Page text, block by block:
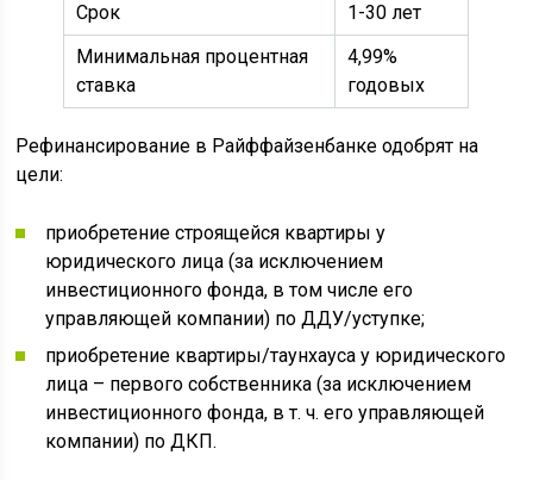
Срок
1-30 лет
Минимальная процентная
ставка
4,99%
годовых
Рефинансирование в Райффайзенбанке одобрят на
цели:
приобретение строящейся квартиры у
юридического лица (за исключением
инвестиционного фонда, в том числе его
управляющей компании) по ДДУ/уступке;
приобретение квартиры/таунхауса у юридического
лица – первого собственника (за исключением
инвестиционного фонда, в т. ч. его управляющей
компании) по ДКП.